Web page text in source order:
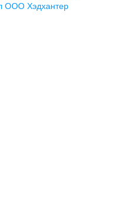
ООО Хэдхантер